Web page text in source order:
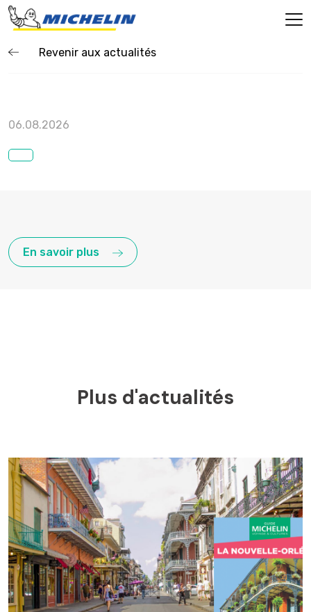
Revenir aux actualités
06.08.2026
En savoir plus
Plus d'actualités